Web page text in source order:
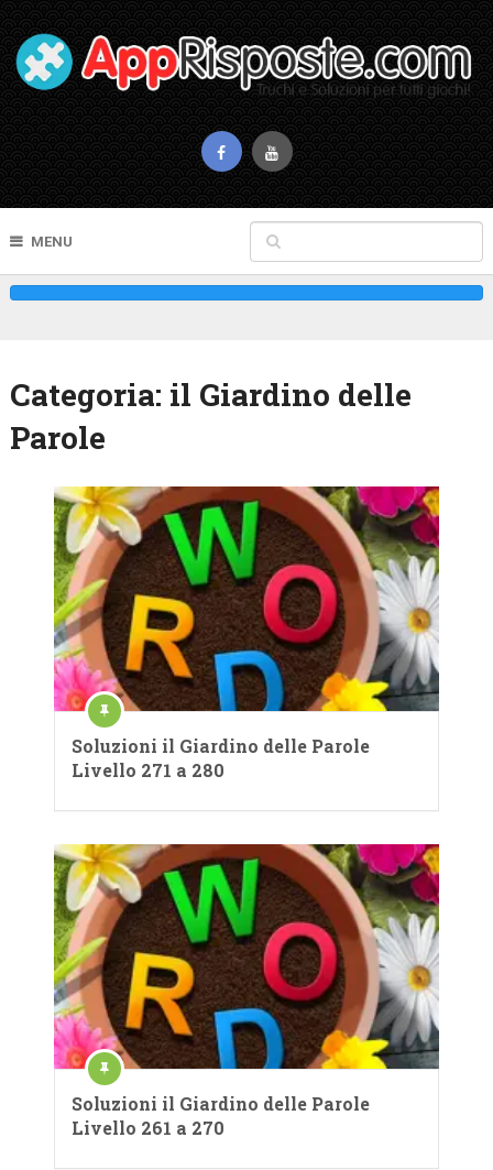
MENU
Categoria: il Giardino delle
Parole
Soluzioni il Giardino delle Parole
Livello 271 a 280
Soluzioni il Giardino delle Parole
Livello 261 a 270